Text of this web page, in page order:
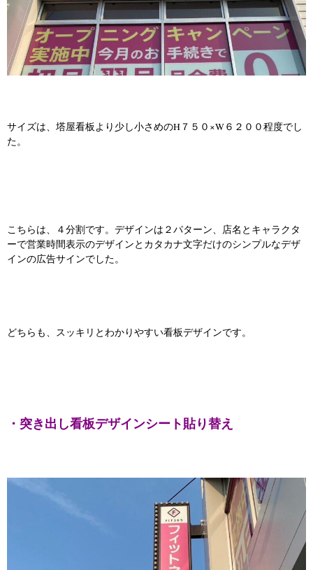
サイズは、塔屋看板より少し小さめのH７５０×W６２００程度でし
た。
こちらは、４分割です。デザインは２パターン、店名とキャラクタ
ーで営業時間表示のデザインとカタカナ文字だけのシンプルなデザ
インの広告サインでした。
どちらも、スッキリとわかりやすい看板デザインです。
・突き出し看板デザインシート貼り替え